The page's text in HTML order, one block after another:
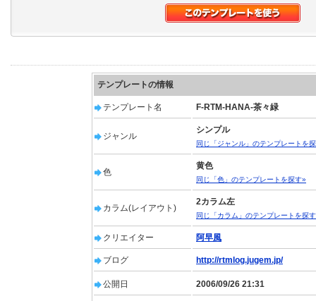
テンプレートの情報
テンプレート名 F-RTM-HANA-茶々緑
ジャンル
シンプル
同じ「ジャンル」のテンプレートを
色
黄色
同じ「色」のテンプレートを探す»
カラム(レイアウト)
2カラム左
同じ「カラム」のテンプレートを探
クリエイター 阿早風
ブログ http://rtmlog.jugem.jp/
公開日 2006/09/26 21:31